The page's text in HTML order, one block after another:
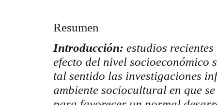
Resumen
Introducción: estudios
efecto del nivel
tal sentido las investigaciones
ambiente sociocultural en que